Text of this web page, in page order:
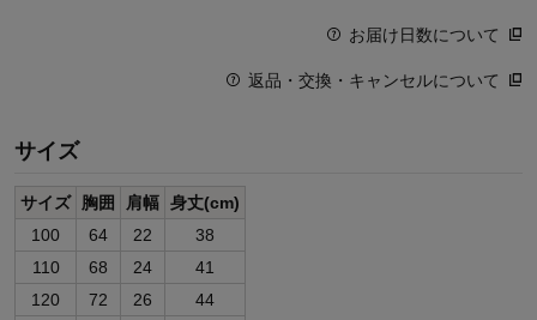
お届け日数について
返品・交換・キャンセルについて
サイズ
サイズ 胸囲 肩幅 身丈(cm)
100
64 22
38
110
68 24
41
120
72 26
44